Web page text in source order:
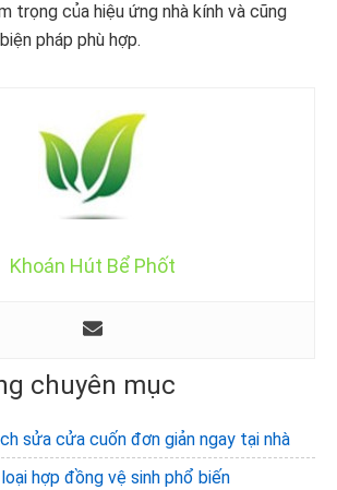
trọng của hiệu ứng nhà kính và cũng
pháp phù hợp.
Khoán Hút Bể Phốt
chuyên mục
sửa cửa cuốn đơn giản ngay tại nhà
hợp đồng vệ sinh phổ biến